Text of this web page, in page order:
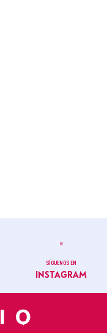
SÍGUENOS EN
INSTAGRAM